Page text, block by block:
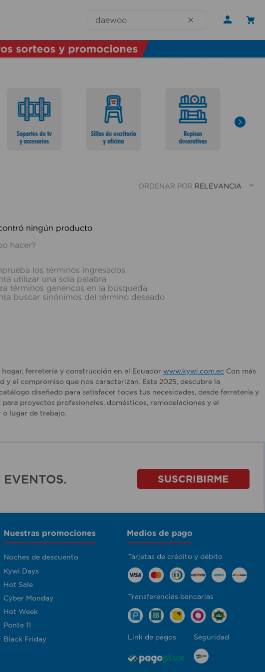
ORDENAR POR RELEVANCIA
ningún producto
hacer?
los términos ingresados
utilizar una sola palabra
términos genéricos en la búsqueda
buscar sinónimos del término deseado
ferretería y construcción en el Ecuador www.kywi.com.ec Con más
el compromiso que nos caracterizan. Este 2025, descubre la
diseñado para satisfacer todas tus necesidades, desde ferretería y
proyectos profesionales, domésticos, remodelaciones y el
lugar de trabajo.
SUSCRIBIRME
Nuestras promociones
Noches de descuento
Kywi Days
Hot Sale
Cyber Monday
Hot Week
Ponte 11
Black Friday
Medios de pago
Tarjetas de crédito y débito
Transferencias bancarias
Link de pagos Seguridad